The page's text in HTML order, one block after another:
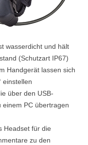
wasserdicht und hält
(Schutzart IP67)
Handgerät lassen sich
einstellen
über den USB-
einem PC übertragen
Headset für die
zu den